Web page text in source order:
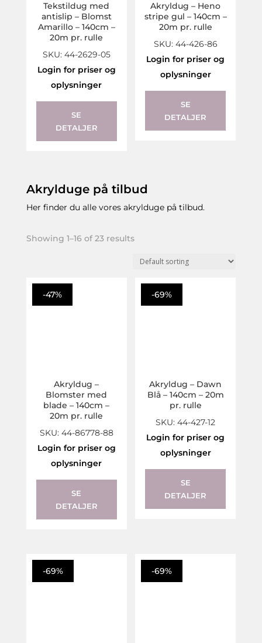
Tekstildug med
antislip – Blomst
Amarillo – 140cm –
20m pr. rulle
SKU: 44-2629-05
Login for priser og
oplysninger
SE
DETALJER
Akryldug – Heno
stripe gul – 140cm –
20m pr. rulle
SKU: 44-426-86
Login for priser og
oplysninger
SE
DETALJER
Akrylduge på tilbud
Her finder du alle vores akrylduge på tilbud.
Showing 1–16 of 23 results
-47%
Akryldug –
Blomster med
blade – 140cm –
20m pr. rulle
SKU: 44-86778-88
Login for priser og
oplysninger
SE
DETALJER
-69%
Akryldug – Dawn
Blå – 140cm – 20m
pr. rulle
SKU: 44-427-12
Login for priser og
oplysninger
SE
DETALJER
-69% -69%